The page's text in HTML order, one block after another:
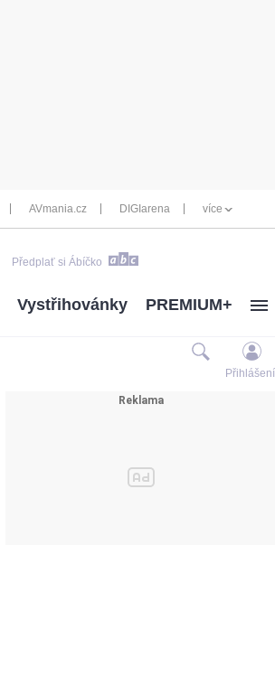
AVmania.cz DIGIarena více
Předplať si Ábíčko
Vystřihovánky PREMIUM+
Přihlášení